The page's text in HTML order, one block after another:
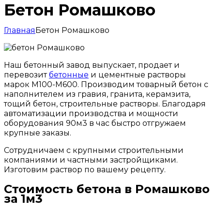
Бетон Ромашково
ГлавнаяБетон Ромашково
Наш бетонный завод выпускает, продает и
перевозитбетонные и цементные растворы
марок М100-М600. Производим товарный бетон с
наполнителем из гравия, гранита, керамзита,
тощий бетон, строительные растворы. Благодаря
автоматизации производства и мощности
оборудования 90м3 в час быстро отгружаем
крупные заказы.
Сотрудничаем с крупными строительными
компаниями и частными застройщиками.
Изготовим раствор по вашему рецепту.
Стоимость бетона в Ромашково
за 1м3